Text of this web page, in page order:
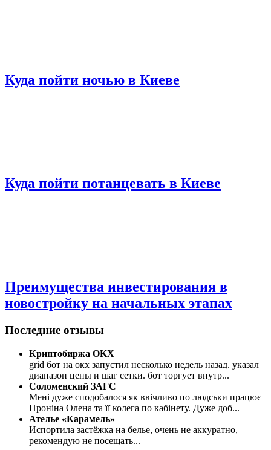
Куда пойти ночью в Киеве
Куда пойти потанцевать в Киеве
Преимущества инвестирования в
новостройку на начальных этапах
Последние отзывы
Криптобиржа OKX
grid бот на окх запустил несколько недель назад. указал
диапазон цены и шаг сетки. бот торгует внутр...
Соломенский ЗАГС
Мені дуже сподобалося як ввічливо по людськи працює
Проніна Олена та її колега по кабінету. Дуже доб...
Ателье «Карамель»
Испортила застёжка на белье, очень не аккуратно,
рекомендую не посещать...